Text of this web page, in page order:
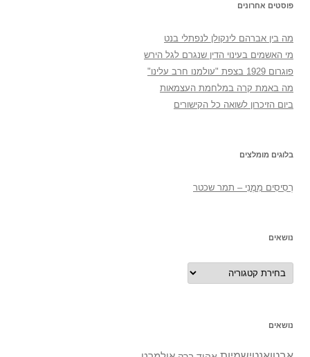
פוסטים אחרונים
מה בין אברהם לינקולן לנפתלי בנט
מי האשמים בעינוי הדין שנגרם לגל הירש
פוגרום 1929 בצפת "עולמנו חרב עלינו"
מה באמת קרה במלחמת העצמאות
ביום הזיכרון לשואה כל הקישורים
בלוגים מומלצים
רְסִיסִים מִמֶנִי – תמר שכטר
נושאים
נושאים
נושאים